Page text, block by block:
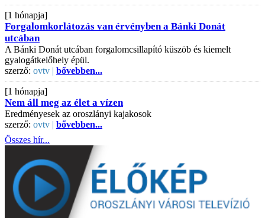
[1 hónapja]
Forgalomkorlátozás van érvényben a Bánki Donát
utcában
A Bánki Donát utcában forgalomcsillapító küszöb és kiemelt
gyalogátkelőhely épül.
szerző: ovtv | bővebben...
[1 hónapja]
Nem áll meg az élet a vízen
Eredményesek az oroszlányi kajakosok
szerző: ovtv | bővebben...
Összes hír...